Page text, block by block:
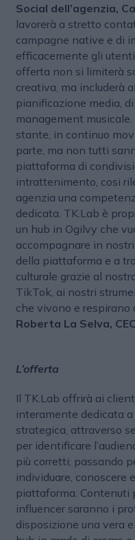
Social dell’agenzia,
lavorerà a stretto
campagne native e di
efficacemente gli
offerta non si limiterà
creativa, ma includerà
pianificazione media,
management
stante, in continuo
parte, ma non tutti
piattaforma di
intrattenimento, cosi
agenzia una
dedicata. TK.Lab è
un hub in Ogilvy che
accompagnare in
della piattaforma e a
culturale grazie al
TikTok, ai nostri
che vivono e respirano
Roberta La Selva,
L’offerta
Il TK.Lab offrirà ai
interamente dedicata
strategica, attraverso
per identificare
più corretti; passando
individuare, conoscere
piattaforma. Contenuti
influencer saranno i
disposizione una vera